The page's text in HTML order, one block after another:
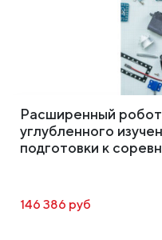
Расширенный
углубленного
подготовки к
146 386 руб